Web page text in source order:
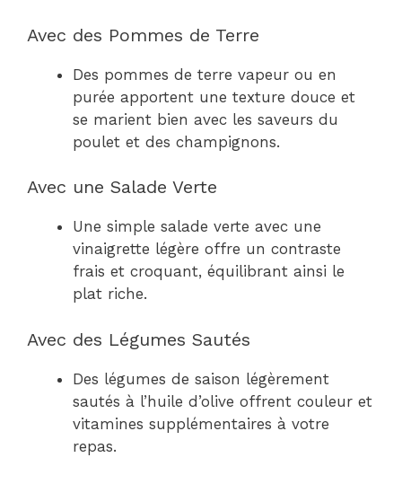
Avec des Pommes de Terre
Des pommes de terre vapeur ou en
purée apportent une texture douce et
se marient bien avec les saveurs du
poulet et des champignons.
Avec une Salade Verte
Une simple salade verte avec une
vinaigrette légère offre un contraste
frais et croquant, équilibrant ainsi le
plat riche.
Avec des Légumes Sautés
Des légumes de saison légèrement
sautés à l’huile d’olive offrent couleur et
vitamines supplémentaires à votre
repas.